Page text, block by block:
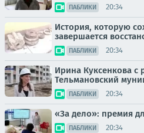
ПАБЛИКИ 20:34
История, которую
завершается
ПАБЛИКИ 20:34
Ирина Куксенкова с
Тельмановский
ПАБЛИКИ 20:34
«За дело»: премия
ПАБЛИКИ 20:34